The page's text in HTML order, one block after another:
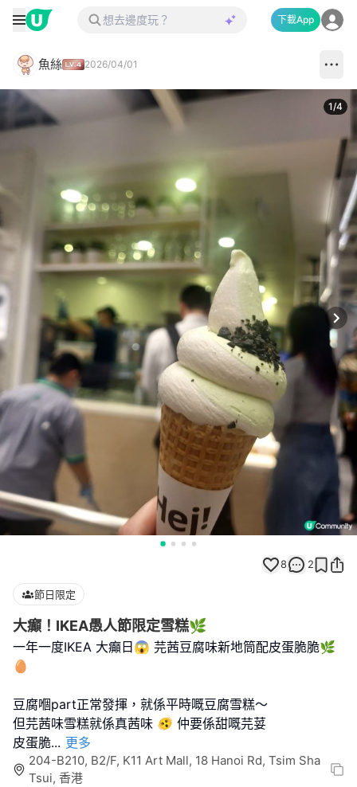
下載App
魚絲 2026/04/01
1/4
8 2
節日限定
大癲！IKEA愚人節限定雪糕🌿
一年一度IKEA 大癲日😱 芫茜豆腐味新地筒配皮蛋脆脆🌿
🥚
豆腐嗰part正常發揮，就係平時嘅豆腐雪糕～
但芫茜味雪糕就係真茜味 🫨 仲要係甜嘅芫荽
皮蛋脆... 更多
204-B210, B2/F, K11 Art Mall, 18 Hanoi Rd, Tsim Sha
Tsui, 香港